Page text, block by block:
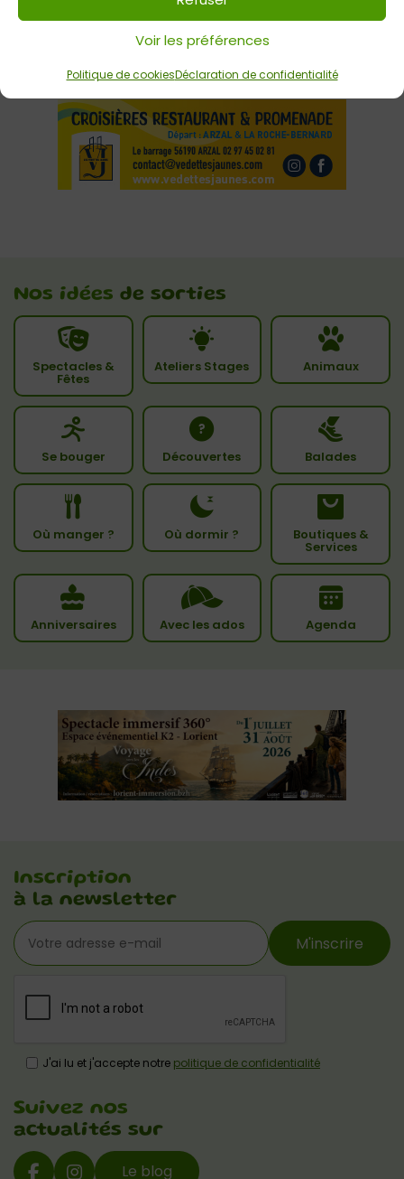
Voir les préférences
Politique de cookiesDéclaration de confidentialité
Nos idées de sorties
Spectacles &
Fêtes
Ateliers Stages Animaux
Se bouger Découvertes Balades
Où manger ? Où dormir ? Boutiques &
Services
Anniversaires Avec les ados Agenda
Inscription
à la newsletter
M'inscrire
J'ai lu et j'accepte notre politique de confidentialité
Suivez nos
actualités sur
Le blog